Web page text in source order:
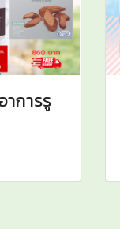
าการรู